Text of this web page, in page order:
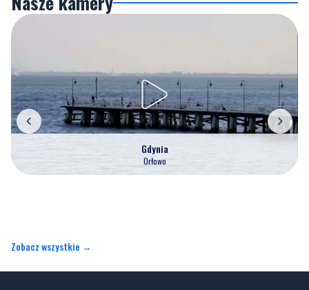
Gdynia
Orłowo
Zobacz wszystkie →